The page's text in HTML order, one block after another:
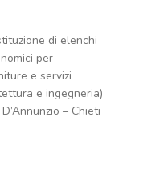
di elenchi
per
e servizi
e ingegneria)
– Chieti